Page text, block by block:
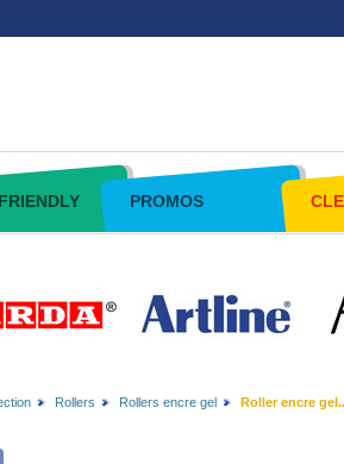
PROMOS
Rollers Rollers encre gel Roller encre